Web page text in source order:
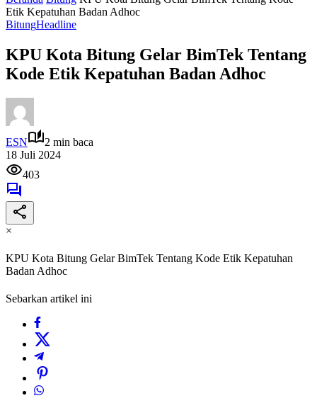
Etik Kepatuhan Badan Adhoc
BitungHeadline
KPU Kota Bitung Gelar BimTek Tentang
Kode Etik Kepatuhan Badan Adhoc
ESN
2 min baca
18 Juli 2024
403
×
KPU Kota Bitung Gelar BimTek Tentang Kode Etik Kepatuhan
Badan Adhoc
Sebarkan artikel ini